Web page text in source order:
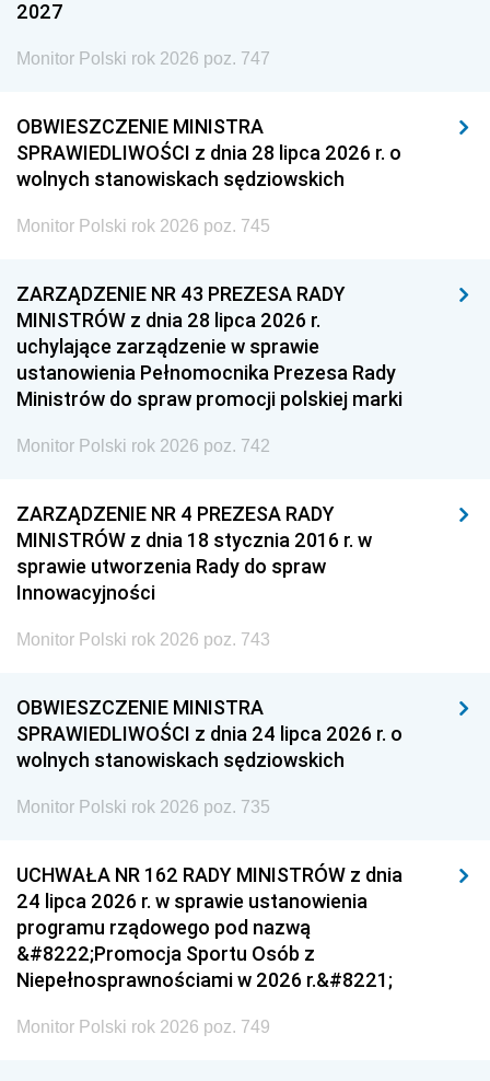
2027
Monitor Polski rok 2026 poz. 747
OBWIESZCZENIE MINISTRA
SPRAWIEDLIWOŚCI z dnia 28 lipca 2026 r. o
wolnych stanowiskach sędziowskich
Monitor Polski rok 2026 poz. 745
ZARZĄDZENIE NR 43 PREZESA RADY
MINISTRÓW z dnia 28 lipca 2026 r.
uchylające zarządzenie w sprawie
ustanowienia Pełnomocnika Prezesa Rady
Ministrów do spraw promocji polskiej marki
Monitor Polski rok 2026 poz. 742
ZARZĄDZENIE NR 4 PREZESA RADY
MINISTRÓW z dnia 18 stycznia 2016 r. w
sprawie utworzenia Rady do spraw
Innowacyjności
Monitor Polski rok 2026 poz. 743
OBWIESZCZENIE MINISTRA
SPRAWIEDLIWOŚCI z dnia 24 lipca 2026 r. o
wolnych stanowiskach sędziowskich
Monitor Polski rok 2026 poz. 735
UCHWAŁA NR 162 RADY MINISTRÓW z dnia
24 lipca 2026 r. w sprawie ustanowienia
programu rządowego pod nazwą
&#8222;Promocja Sportu Osób z
Niepełnosprawnościami w 2026 r.&#8221;
Monitor Polski rok 2026 poz. 749